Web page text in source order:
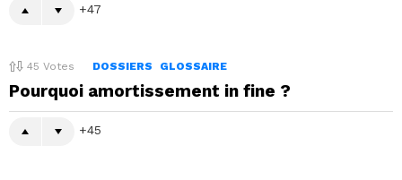
47
45 Votes DOSSIERS GLOSSAIRE
Pourquoi amortissement in fine ?
45